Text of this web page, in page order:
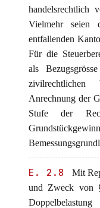
handelsrechtlich
Vielmehr seien
entfallenden
Für die
als
Anrechnung der
Stufe der
E. 2.8
Mit
und Zweck von